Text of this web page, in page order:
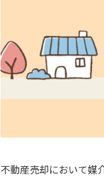
不動産売却において媒